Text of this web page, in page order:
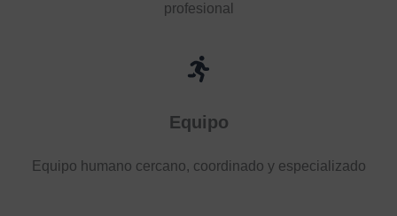
profesional
Equipo
Equipo humano cercano, coordinado y especializado